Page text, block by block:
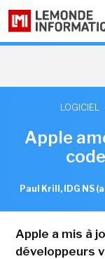
LOGICIEL
Apple
Paul Krill, IDG NS
Apple a mis à
développeurs